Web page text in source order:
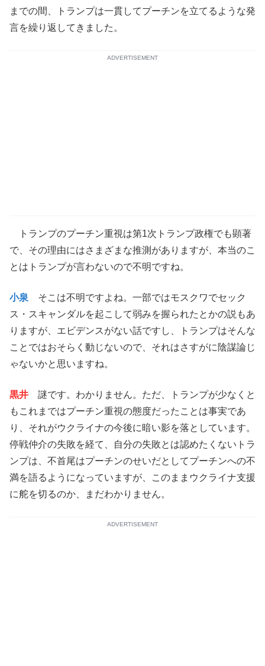
までの間、トランプは一貫してプーチンを立てるような発
言を繰り返してきました。
ADVERTISEMENT
トランプのプーチン重視は第1次トランプ政権でも顕著
で、その理由にはさまざまな推測がありますが、本当のこ
とはトランプが言わないので不明ですね。
小泉 そこは不明ですよね。一部ではモスクワでセック
ス・スキャンダルを起こして弱みを握られたとかの説もあ
りますが、エビデンスがない話ですし、トランプはそんな
ことではおそらく動じないので、それはさすがに陰謀論じ
ゃないかと思いますね。
黒井 謎です。わかりません。ただ、トランプが少なくと
もこれまではプーチン重視の態度だったことは事実であ
り、それがウクライナの今後に暗い影を落としています。
停戦仲介の失敗を経て、自分の失敗とは認めたくないトラ
ンプは、不首尾はプーチンのせいだとしてプーチンへの不
満を語るようになっていますが、このままウクライナ支援
に舵を切るのか、まだわかりません。
ADVERTISEMENT